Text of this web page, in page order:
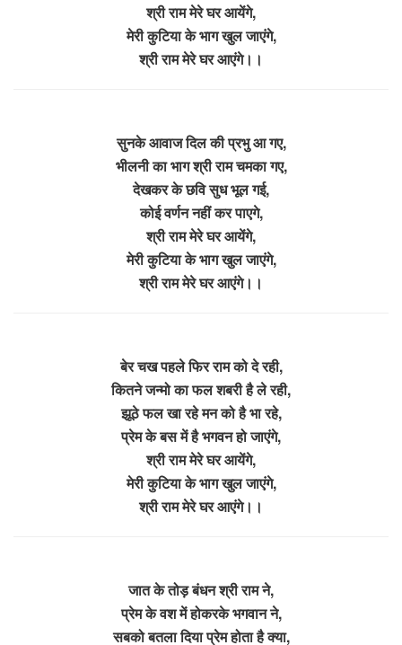
श्री राम मेरे घर आयेंगे,
मेरी कुटिया के भाग खुल जाएंगे,
श्री राम मेरे घर आएंगे।।
सुनके आवाज दिल की प्रभु आ गए,
भीलनी का भाग श्री राम चमका गए,
देखकर के छवि सुध भूल गई,
कोई वर्णन नहीं कर पाएगे,
श्री राम मेरे घर आयेंगे,
मेरी कुटिया के भाग खुल जाएंगे,
श्री राम मेरे घर आएंगे।।
बेर चख पहले फिर राम को दे रही,
कितने जन्मो का फल शबरी है ले रही,
झूठे फल खा रहे मन को है भा रहे,
प्रेम के बस में है भगवन हो जाएंगे,
श्री राम मेरे घर आयेंगे,
मेरी कुटिया के भाग खुल जाएंगे,
श्री राम मेरे घर आएंगे।।
जात के तोड़ बंधन श्री राम ने,
प्रेम के वश में होकरके भगवान ने,
सबको बतला दिया प्रेम होता है क्या,